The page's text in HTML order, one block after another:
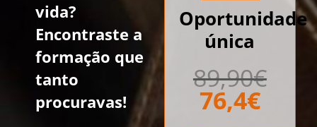
vida?
Encontraste a
formação que
tanto
procuravas!
Oportunidade
única
89,90€
76,4€